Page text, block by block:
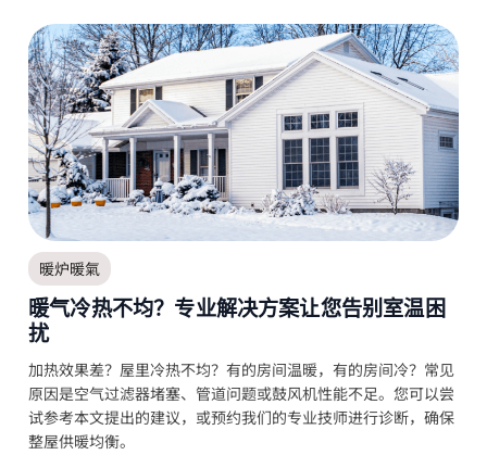
暖炉暖氣
暖气冷热不均？专业解决方案让您告别室温困
扰
加热效果差？屋里冷热不均？有的房间温暖，有的房间冷？常见
原因是空气过滤器堵塞、管道问题或鼓风机性能不足。您可以尝
试参考本文提出的建议，或预约我们的专业技师进行诊断，确保
整屋供暖均衡。